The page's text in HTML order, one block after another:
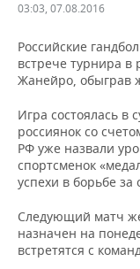
ДЕКЛАРАЦИИ О
КОРОЛИ
КОМУ
ТОРГОВЫЕ
ТАТАРСТАНА
НОВОСТИ
ФИНАНСЫ
БЮДЖЕТ
ИНВЕСТИЦИИ
НОВОСТИ
АГРОПРОМ
НЕФТЕХИМИЯ
НЕФТЬ
НЕДВИЖИМОСТЬ
НОВОСТИ АВТО
БИЗНЕС
НОВОСТИ
РОЗНИЧНАЯ
ТРАНСПОРТ
ТЕХНОЛОГИИ
НОВОСТИ
IT
МЕРОПРИЯТИЯ
НОВОСТИ
СПОРТ
03:03, 07.08.2016
Российские
встрече турнира в
Жанейро, обыграв
Игра состоялась в
россиянок со
РФ уже назвали
спортсменок
успехи в борьбе за
Следующий матч
назначен на
встретятся с